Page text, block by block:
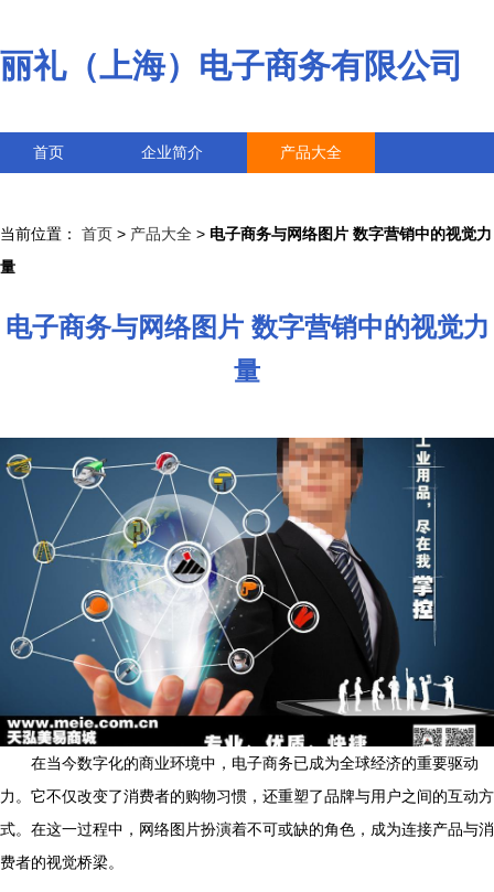
丽礼（上海）电子商务有限公司
首页 企业简介 产品大全
当前位置： 首页 > 产品大全 > 电子商务与网络图片 数字营销中的视觉力
量
电子商务与网络图片 数字营销中的视觉力
量
在当今数字化的商业环境中，电子商务已成为全球经济的重要驱动
力。它不仅改变了消费者的购物习惯，还重塑了品牌与用户之间的互动方
式。在这一过程中，网络图片扮演着不可或缺的角色，成为连接产品与消
费者的视觉桥梁。